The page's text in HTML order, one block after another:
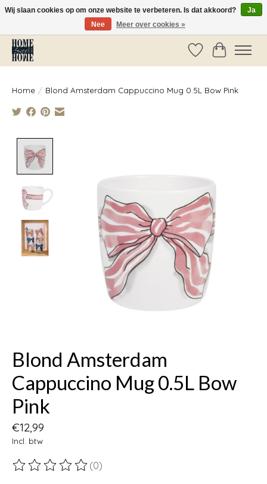
Vóór 14:00 besteld, dezelfde dag verzonden!
Verlanglijst
Home / Blond Amsterdam Cappuccino Mug 0.5L Bow Pink
Blond Amsterdam
Cappuccino Mug 0.5L Bow
Pink
€12,99
Incl. btw
De beoordeling van dit product is
(0)
Wij slaan cookies op om onze website te verbeteren. Is dat akkoord?
Ja
Nee
Meer over cookies »